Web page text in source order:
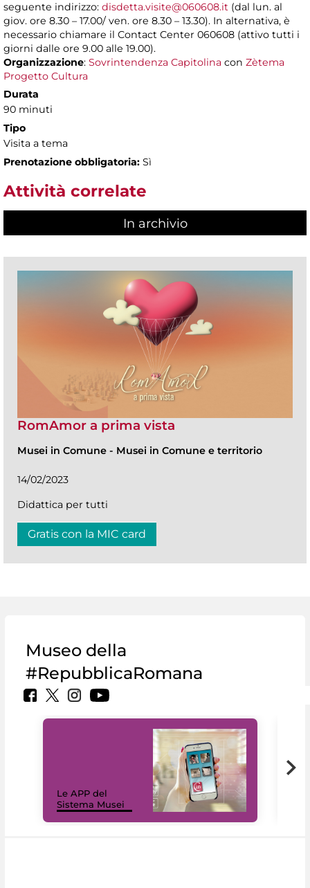
seguente indirizzo: disdetta.visite@060608.it (dal lun. al
giov. ore 8.30 – 17.00/ ven. ore 8.30 – 13.30). In alternativa, è
necessario chiamare il Contact Center 060608 (attivo tutti i
giorni dalle ore 9.00 alle 19.00).
Organizzazione: Sovrintendenza Capitolina con Zètema
Progetto Cultura
Durata
90 minuti
Tipo
Visita a tema
Prenotazione obbligatoria: Sì
Attività correlate
In archivio
RomAmor a prima vista
Musei in Comune - Musei in Comune e territorio
14/02/2023
Didattica per tutti
Gratis con la MIC card
Museo della
#RepubblicaRomana
Le APP del
Sistema Musei